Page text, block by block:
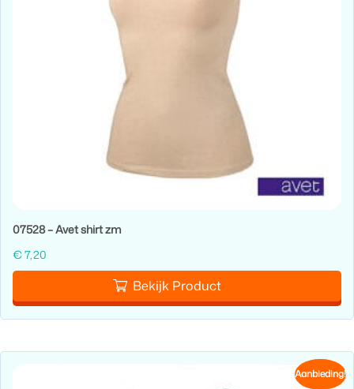
07528 – Avet shirt zm
€ 7,20
Bekijk Product
Aanbieding!